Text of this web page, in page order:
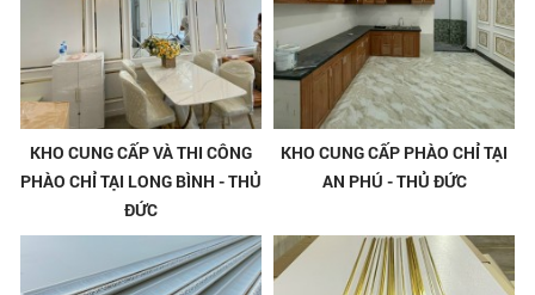
KHO CUNG CẤP VÀ THI CÔNG
PHÀO CHỈ TẠI LONG BÌNH - THỦ
ĐỨC
KHO CUNG CẤP PHÀO CHỈ TẠI
AN PHÚ - THỦ ĐỨC